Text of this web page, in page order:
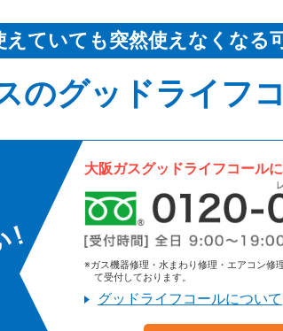
えていても突然使えなくなる
のグッドライフ
大阪ガスグッドライフコール
※ガス機器修理・水まわり修理・エアコン修
て受付しております。
グッドライフコールについて